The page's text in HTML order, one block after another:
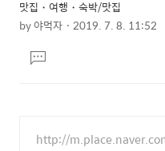
컨
텐
츠
제
목
맛집・여행・숙박/맛집
by야먹자 2019. 7. 8. 11:52
문댓
글
http://